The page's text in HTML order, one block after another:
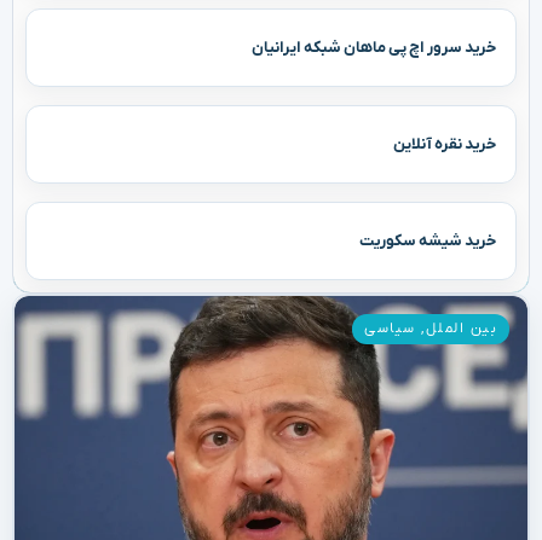
خرید سرور اچ پی ماهان شبکه ایرانیان
خرید نقره آنلاین
خرید شیشه سکوریت
بین الملل, سیاسی